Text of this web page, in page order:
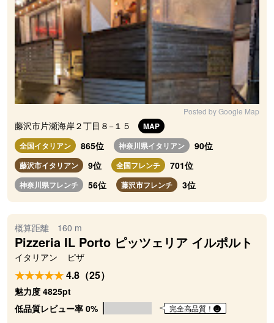
Posted by Google Map
藤沢市片瀬海岸２丁目８−１５
MAP
全国イタリアン
865位 神奈川県イタリアン 90位
藤沢市イタリアン 9位 全国フレンチ 701位
神奈川県フレンチ 56位 藤沢市フレンチ 3位
概算距離 160 m
Pizzeria IL Porto ピッツェリア イルポルト
イタリアン ピザ
4.8（25）
魅力度 4825pt
低品質レビュー率 0%
完全高品質！